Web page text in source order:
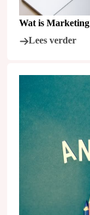
Wat is Marketing
Lees verder